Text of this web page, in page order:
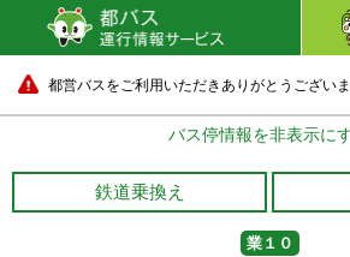
都営バスをご利用いただきありがとうございま
バス停情報を非表示に
鉄道乗換え
業１０